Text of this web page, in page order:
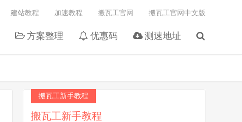
方案整理 优惠码 测速地址
建站教程 加速教程 搬瓦工官网 搬瓦工官网中文版
搬瓦工新手教程
搬瓦工新手教程